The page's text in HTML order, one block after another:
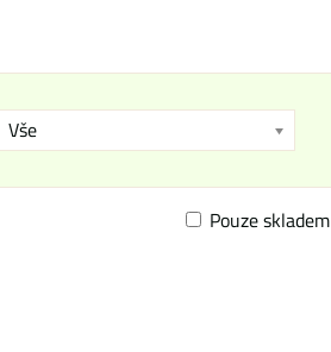
Vše
Pouze skladem